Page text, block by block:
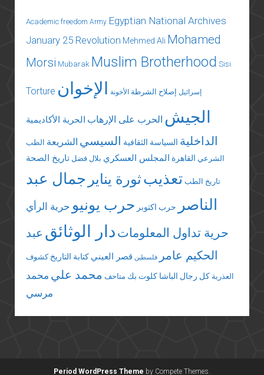
Academic freedom Army Egyptian National Archives
January 25 Revolution Mehmed Ali Mohamed
Morsi Mubarak Muslim Brotherhood Sisi
Torture إسرائيل إصلاح الشرطة الأخونة الإخوان
الجيش الحرب على الإرهاب الحرية الأكاديمية
الداخلية السياسة الثقافية السيسي الشريعة الطب
الشرعي القاهرة المجلس العسكري بلال فضل تاريخ الصحة
تاريخ الطب تعذيبثورة يناير جمال عبد
الناصر
حرب اكتوبر حرب يونيو حرية الرأي
حرية تداول المعلومات دار الوثائق عبد
الحكيم عامر
فلسطين قصر العيني كتابة التاريخ كشوف
العذرية كل رجال الباشا كلوت بك متاحف محمد علي محمد
مرسي
Period WordPress Theme by Compete Themes.